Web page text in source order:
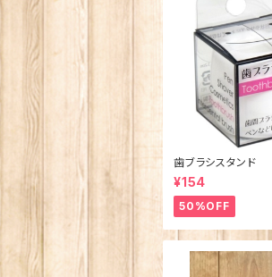
歯ブラシスタンド
¥154
50%OFF